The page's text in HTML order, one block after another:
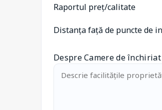
Raportul preț/calitate
Distanța față de puncte de
Despre Camere de închiriat